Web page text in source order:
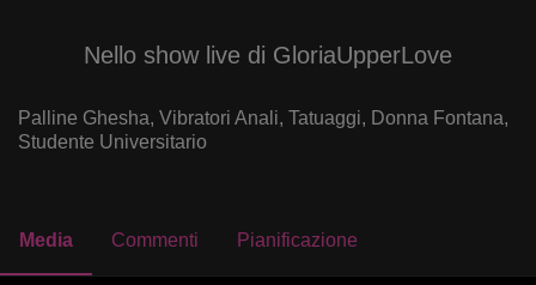
Nello show live di GloriaUpperLove
Palline Ghesha, Vibratori Anali, Tatuaggi, Donna Fontana,
Studente Universitario
Media Commenti Pianificazione